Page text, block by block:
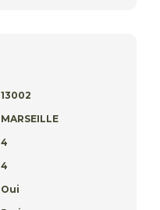
13002
MARSEILLE
4
4
Oui